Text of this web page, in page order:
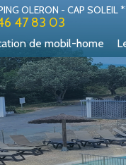
OLERON - CAP SOLEIL
47 83 03
de mobil-home